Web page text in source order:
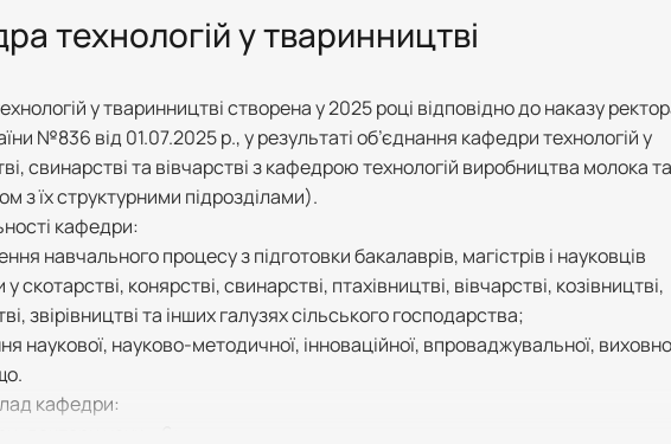
технологій у тваринництві
у тваринництві створена у 2025 році відповідно до наказу
№836 від 01.07.2025 р., у результаті об’єднання кафедри технологій у
свинарстві та вівчарстві з кафедрою технологій виробництва молока та
з їх структурними підрозділами).
кафедри:
навчального процесу з підготовки бакалаврів, магістрів і науковців
скотарстві, конярстві, свинарстві, птахівництві, вівчарстві, козівництві,
звірівництві та інших галузях сільського господарства;
наукової, науково-методичної, інноваційної, впроваджувальної,
кафедри: